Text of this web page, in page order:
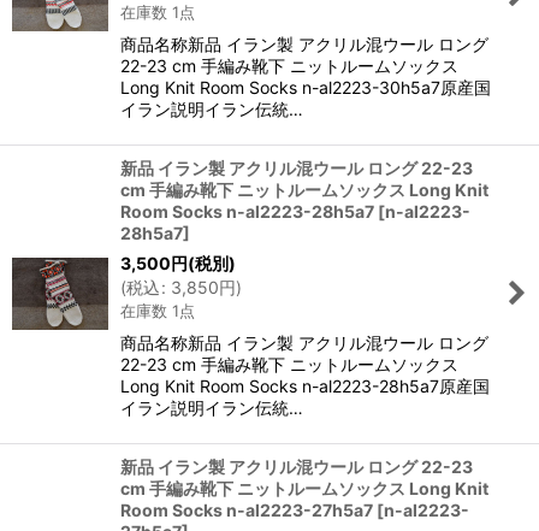
在庫数 1点
商品名称新品 イラン製 アクリル混ウール ロング
22-23 cm 手編み靴下 ニットルームソックス
Long Knit Room Socks n-al2223-30h5a7原産国
イラン説明イラン伝統…
新品 イラン製 アクリル混ウール ロング 22-23
cm 手編み靴下 ニットルームソックス Long Knit
Room Socks n-al2223-28h5a7 [n-al2223-
28h5a7]
3,500円(税別)
(税込: 3,850円)
在庫数 1点
商品名称新品 イラン製 アクリル混ウール ロング
22-23 cm 手編み靴下 ニットルームソックス
Long Knit Room Socks n-al2223-28h5a7原産国
イラン説明イラン伝統…
新品 イラン製 アクリル混ウール ロング 22-23
cm 手編み靴下 ニットルームソックス Long Knit
Room Socks n-al2223-27h5a7 [n-al2223-